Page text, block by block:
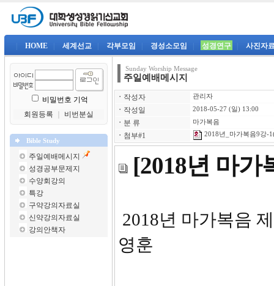
HOME 세계선교 각부모임 경성소모임 성경연구 사진자
비밀번호 기억
회원등록
비번분실
Bible Study
주일예배메시지
성경공부문제지
수양회강의
특강
구약강의자료실
신약강의자료실
강의안책자
Sunday Worship Message
주일예배메시지
ㆍ 작성자 관리자
ㆍ 작성일 2018-05-27 (일) 13:00
ㆍ 분 류 마가복음
ㆍ 첨부#1 2018년_마가복음9강-
[2018년 마가
2018년
영훈